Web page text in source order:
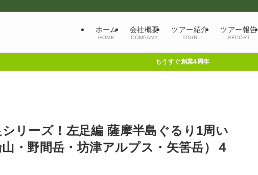
ホーム
HOME
会社概要
COMPANY
ツアー紹介
TOUR
ツアー報告
REPORT
リーズ！左足編 薩摩半島ぐるり1周い
・野間岳・坊津アルプス・矢筈岳）４